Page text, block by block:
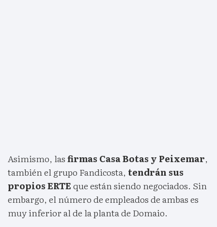
Asimismo, lasfirmas Casa Botas y Peixemar,
también el grupo Fandicosta, tendrán sus
propios ERTEque están siendo negociados. Sin
embargo, el número de empleados de ambas es
muy inferior al de la planta de Domaio.